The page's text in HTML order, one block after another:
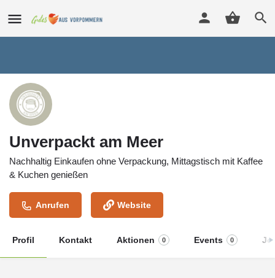
Unverpackt am Meer
Nachhaltig Einkaufen ohne Verpackung, Mittagstisch mit Kaffee
& Kuchen genießen
Anrufen Website
Profil Kontakt Aktionen 0 Events 0